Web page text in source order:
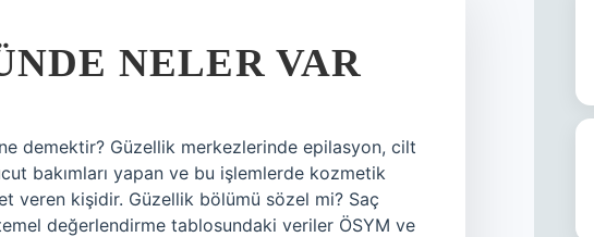
NELER VAR
demektir? Güzellik merkezlerinde epilasyon, cilt
bakımları yapan ve bu işlemlerde kozmetik
veren kişidir. Güzellik bölümü sözel mi? Saç
değerlendirme tablosundaki veriler ÖSYM ve